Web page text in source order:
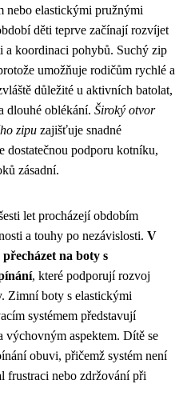
nebo elastickými pružnými
děti teprve začínají rozvíjet
a koordinaci pohybů. Suchý zip
umožňuje rodičům rychlé a
důležité u aktivních batolat,
dlouhé oblékání. Široký otvor
zipu zajišťuje snadné
dostatečnou podporu kotníku,
zásadní.
let procházejí obdobím
a touhy po nezávislosti. V
na boty s
, které podporují rozvoj
Zimní boty s elastickými
systémem představují
výchovným aspektem. Dítě se
obuvi, přičemž systém není
frustraci nebo zdržování při